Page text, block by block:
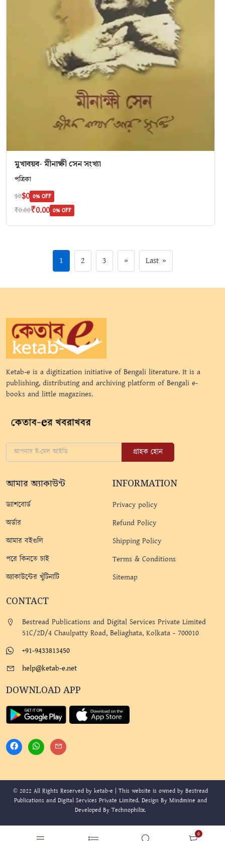
0
মুখাবয়ব- মীনাক্ষী সেন সংখ্যা
পত্রিকা
$0$0 0% OFF
₹0.00₹0.00 0% OFF
1 2 3 » Last »
Ketab-e is a digitization initiative of Bengali literature. It is a
publishing, distributing and archiving platform of Bengali e-
books and little magazines.
গ্রাহক হোন
আমার অ্যাকাউন্ট
ড্যাশবোর্ড
অর্ডার
আমার বইগুলি
পরে কিনতে চাই
অ্যাকাউন্টের খুঁটিনাটি
INFORMATION
Privacy policy
Refund Policy
Shipping Policy
Terms & Conditions
Sitemap
CONTACT
Bestread Publications and Digital Services Private Limited
51C/2D/4 Chaulpatty Road, Beliaghata, Kolkata - 700010
+91-9433813450
help@ketab-e.net
DOWNLOAD APP
© 2022 All Rights Reserved by ketab-e | This website is owned by Bestread
Publications and Digital Services Private Limited. Design By Mindmine and
Developed By Technophilix.